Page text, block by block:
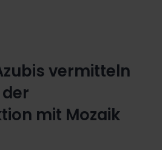
vermitteln
mit Mozaik